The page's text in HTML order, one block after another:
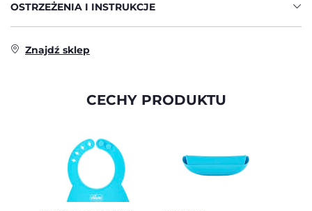
OSTRZEŻENIA I INSTRUKCJE
Znajdź sklep
CECHY PRODUKTU